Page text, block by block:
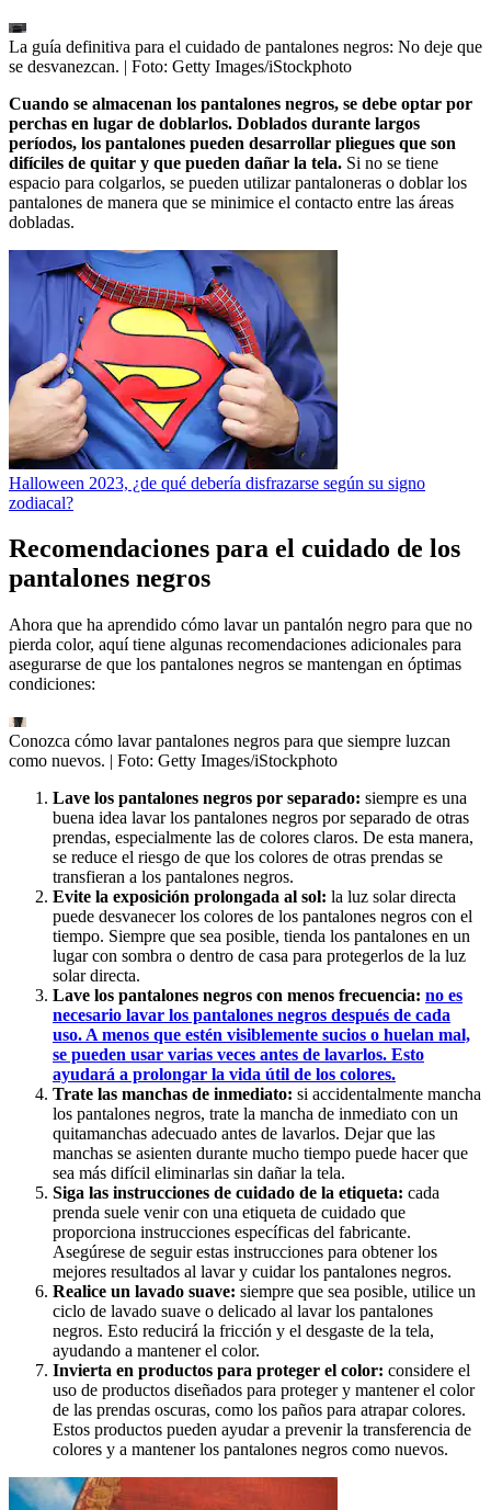
La guía definitiva para el cuidado de pantalones negros: No deje que
se desvanezcan. | Foto: Getty Images/iStockphoto
Cuando se almacenan los pantalones negros, se debe optar por
perchas en lugar de doblarlos. Doblados durante largos
períodos, los pantalones pueden desarrollar pliegues que son
difíciles de quitar y que pueden dañar la tela. Si no se tiene
espacio para colgarlos, se pueden utilizar pantaloneras o doblar los
pantalones de manera que se minimice el contacto entre las áreas
dobladas.
Halloween 2023, ¿de qué debería disfrazarse según su signo
zodiacal?
Recomendaciones para el cuidado de los
pantalones negros
Ahora que ha aprendido cómo lavar un pantalón negro para que no
pierda color, aquí tiene algunas recomendaciones adicionales para
asegurarse de que los pantalones negros se mantengan en óptimas
condiciones:
Conozca cómo lavar pantalones negros para que siempre luzcan
como nuevos. | Foto: Getty Images/iStockphoto
Lave los pantalones negros por separado: siempre es una
buena idea lavar los pantalones negros por separado de otras
prendas, especialmente las de colores claros. De esta manera,
se reduce el riesgo de que los colores de otras prendas se
transfieran a los pantalones negros.
Evite la exposición prolongada al sol: la luz solar directa
puede desvanecer los colores de los pantalones negros con el
tiempo. Siempre que sea posible, tienda los pantalones en un
lugar con sombra o dentro de casa para protegerlos de la luz
solar directa.
Lave los pantalones negros con menos frecuencia: no es
necesario lavar los pantalones negros después de cada
uso. A menos que estén visiblemente sucios o huelan mal,
se pueden usar varias veces antes de lavarlos. Esto
ayudará a prolongar la vida útil de los colores.
Trate las manchas de inmediato: si accidentalmente mancha
los pantalones negros, trate la mancha de inmediato con un
quitamanchas adecuado antes de lavarlos. Dejar que las
manchas se asienten durante mucho tiempo puede hacer que
sea más difícil eliminarlas sin dañar la tela.
Siga las instrucciones de cuidado de la etiqueta: cada
prenda suele venir con una etiqueta de cuidado que
proporciona instrucciones específicas del fabricante.
Asegúrese de seguir estas instrucciones para obtener los
mejores resultados al lavar y cuidar los pantalones negros.
Realice un lavado suave: siempre que sea posible, utilice un
ciclo de lavado suave o delicado al lavar los pantalones
negros. Esto reducirá la fricción y el desgaste de la tela,
ayudando a mantener el color.
Invierta en productos para proteger el color: considere el
uso de productos diseñados para proteger y mantener el color
de las prendas oscuras, como los paños para atrapar colores.
Estos productos pueden ayudar a prevenir la transferencia de
colores y a mantener los pantalones negros como nuevos.